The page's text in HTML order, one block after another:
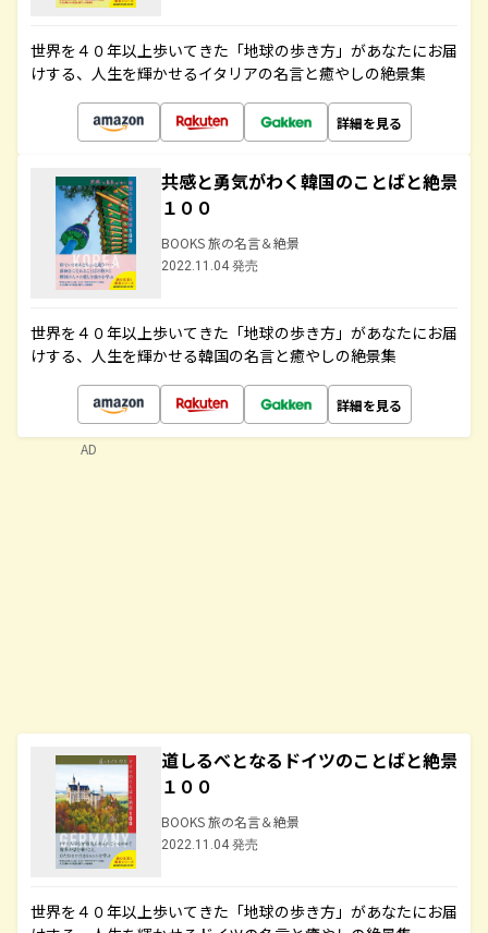
世界を４０年以上歩いてきた「地球の歩き方」があなたにお届
けする、人生を輝かせるイタリアの名言と癒やしの絶景集
詳細を見る
共感と勇気がわく韓国のことばと絶景
１００
BOOKS 旅の名言＆絶景
2022.11.04 発売
世界を４０年以上歩いてきた「地球の歩き方」があなたにお届
けする、人生を輝かせる韓国の名言と癒やしの絶景集
詳細を見る
道しるべとなるドイツのことばと絶景
１００
BOOKS 旅の名言＆絶景
2022.11.04 発売
世界を４０年以上歩いてきた「地球の歩き方」があなたにお届
AD